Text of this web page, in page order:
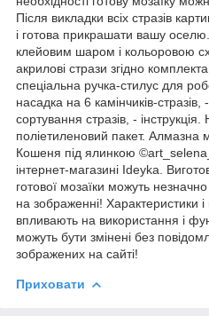
Після викладки всіх стразів
і готова прикрашати вашу
клейовим шаром і кольоровою
акрилові стрази згідно
спеціальна ручка-стилус для
насадка на 6 камінчиків-
сортування стразів, -
поліетиленовий пакет. Алмазна
Кошеня під ялинкою
інтернет-магазині Ideyka.
готової мозаїки можуть незначно
на зображенні! Характеристики
впливають на використання і
можуть бути змінені без
зображених на сайті!
Приховати